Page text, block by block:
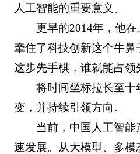
人工智能的重要意义。
更早的2014年，他
牵住了科技创新这个牛
这步先手棋，谁就能占领
将时间坐标拉长至
变，并持续引领方向。
当前，中国人工智
速发展。从大模型、多模